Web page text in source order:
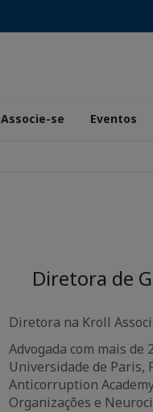
Associe-se Eventos
Diretora de
Diretora na Kroll
Advogada com mais
Universidade de Paris,
Anticorruption
Organizações e